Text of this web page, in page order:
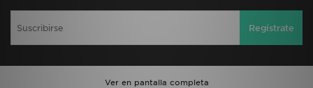
Regístrate
Ver en pantalla completa